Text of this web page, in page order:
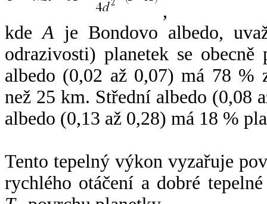
,
kdeA je Bondovo albedo,
odrazivosti) planetek se
albedo (0,02 až 0,07) má 78 %
než 25 km. Střední albedo (0,08
albedo (0,13 až 0,28) má 18 %
Tento tepelný výkon vyzařuje
rychlého otáčení a dobré